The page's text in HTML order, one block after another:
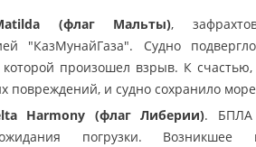
(флаг Мальты),
"КазМунайГаза". Судно
которой произошел взрыв. К
повреждений, и судно сохранило
Harmony (флаг Либерии). БПЛА
погрузки. Возникшее